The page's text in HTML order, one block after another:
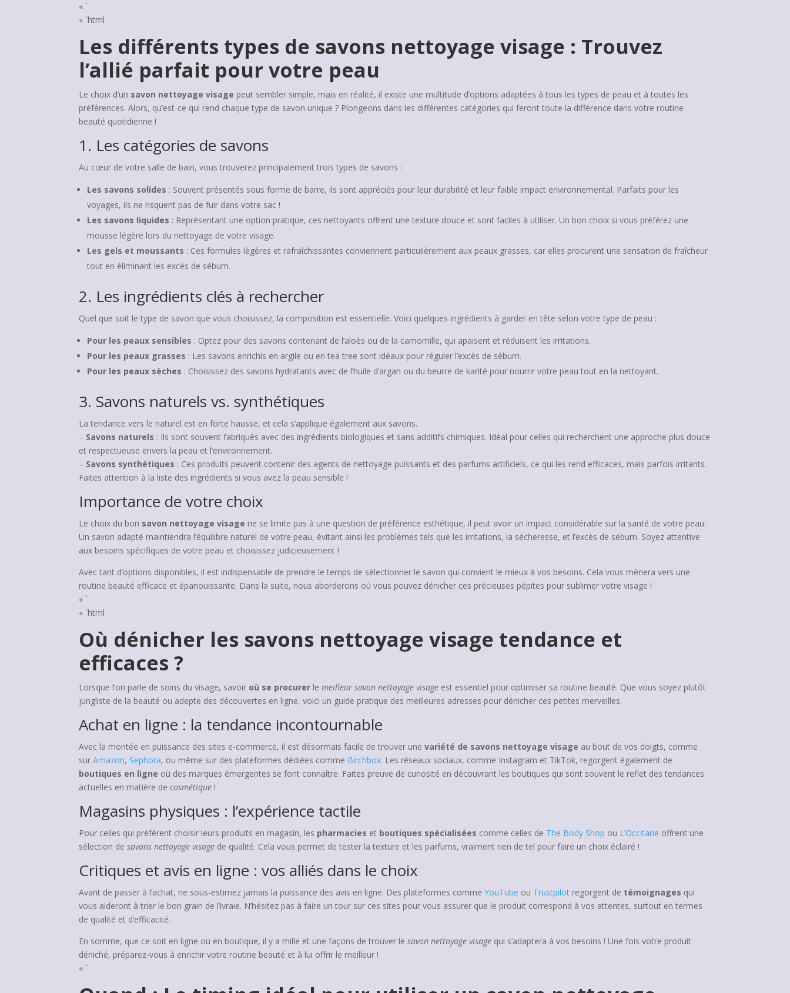
« `
« `html
Les différents types de savons nettoyage visage : Trouvez
l’allié parfait pour votre peau
Le choix d’un savon nettoyage visage peut sembler simple, mais en réalité, il existe une multitude d’options adaptées à tous les types de peau et à toutes les
préférences. Alors, qu’est-ce qui rend chaque type de savon unique ? Plongeons dans les différentes catégories qui feront toute la différence dans votre routine
beauté quotidienne !
1. Les catégories de savons
Au cœur de votre salle de bain, vous trouverez principalement trois types de savons :
Les savons solides : Souvent présentés sous forme de barre, ils sont appréciés pour leur durabilité et leur faible impact environnemental. Parfaits pour les
voyages, ils ne risquent pas de fuir dans votre sac !
Les savons liquides : Représentant une option pratique, ces nettoyants offrent une texture douce et sont faciles à utiliser. Un bon choix si vous préférez une
mousse légère lors du nettoyage de votre visage.
Les gels et moussants : Ces formules légères et rafraîchissantes conviennent particulièrement aux peaux grasses, car elles procurent une sensation de fraîcheur
tout en éliminant les excès de sébum.
2. Les ingrédients clés à rechercher
Quel que soit le type de savon que vous choisissez, la composition est essentielle. Voici quelques ingrédients à garder en tête selon votre type de peau :
Pour les peaux sensibles : Optez pour des savons contenant de l’aloès ou de la camomille, qui apaisent et réduisent les irritations.
Pour les peaux grasses : Les savons enrichis en argile ou en tea tree sont idéaux pour réguler l’excès de sébum.
Pour les peaux sèches : Choisissez des savons hydratants avec de l’huile d’argan ou du beurre de karité pour nourrir votre peau tout en la nettoyant.
3. Savons naturels vs. synthétiques
La tendance vers le naturel est en forte hausse, et cela s’applique également aux savons.
– Savons naturels : Ils sont souvent fabriqués avec des ingrédients biologiques et sans additifs chimiques. Idéal pour celles qui recherchent une approche plus douce
et respectueuse envers la peau et l’environnement.
– Savons synthétiques : Ces produits peuvent contenir des agents de nettoyage puissants et des parfums artificiels, ce qui les rend efficaces, mais parfois irritants.
Faites attention à la liste des ingrédients si vous avez la peau sensible !
Importance de votre choix
Le choix du bon savon nettoyage visage ne se limite pas à une question de préférence esthétique, il peut avoir un impact considérable sur la santé de votre peau.
Un savon adapté maintiendra l’équilibre naturel de votre peau, évitant ainsi les problèmes tels que les irritations, la sécheresse, et l’excès de sébum. Soyez attentive
aux besoins spécifiques de votre peau et choisissez judicieusement !
Avec tant d’options disponibles, il est indispensable de prendre le temps de sélectionner le savon qui convient le mieux à vos besoins. Cela vous mènera vers une
routine beauté efficace et épanouissante. Dans la suite, nous aborderons où vous pouvez dénicher ces précieuses pépites pour sublimer votre visage !
« `
« `html
Où dénicher les savons nettoyage visage tendance et
efficaces ?
Lorsque l’on parle de soins du visage, savoir où se procurer lemeilleur savon nettoyage visage est essentiel pour optimiser sa routine beauté. Que vous soyez plutôt
jungliste de la beauté ou adepte des découvertes en ligne, voici un guide pratique des meilleures adresses pour dénicher ces petites merveilles.
Achat en ligne : la tendance incontournable
Avec la montée en puissance des sites e-commerce, il est désormais facile de trouver unevariété de savons nettoyage visage au bout de vos doigts, comme
surAmazon, Sephora, ou même sur des plateformes dédiées comme Birchbox. Les réseaux sociaux, comme Instagram et TikTok, regorgent également de
boutiques en ligne où des marques émergentes se font connaître. Faites preuve de curiosité en découvrant les boutiques qui sont souvent le reflet des tendances
actuelles en matière decosmétique !
Magasins physiques : l’expérience tactile
Pour celles qui préfèrent choisir leurs produits en magasin, les pharmacies et boutiques spécialisées comme celles de The Body Shop ou L’Occitane offrent une
sélection desavons nettoyage visage de qualité. Cela vous permet de tester la texture et les parfums, vraiment rien de tel pour faire un choix éclairé !
Critiques et avis en ligne : vos alliés dans le choix
Avant de passer à l’achat, ne sous-estimez jamais la puissance des avis en ligne. Des plateformes commeYouTube ou Trustpilot regorgent de témoignages qui
vous aideront à trier le bon grain de l’ivraie. N’hésitez pas à faire un tour sur ces sites pour vous assurer que le produit correspond à vos attentes, surtout en termes
de qualité et d’efficacité.
En somme, que ce soit en ligne ou en boutique, il y a mille et une façons de trouver lesavon nettoyage visage qui s’adaptera à vos besoins ! Une fois votre produit
déniché, préparez-vous à enrichir votre routine beauté et à lui offrir le meilleur !
« `